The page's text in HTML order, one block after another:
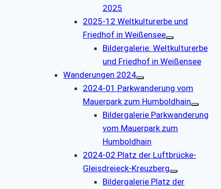
2025
2025-12 Weltkulturerbe und
Friedhof in Weißensee
Bildergalerie: Weltkulturerbe
und Friedhof in Weißensee
Wanderungen 2024
2024-01 Parkwanderung vom
Mauerpark zum Humboldhain
Bildergalerie Parkwanderung
vom Mauerpark zum
Humboldhain
2024-02 Platz der Luftbrücke-
Gleisdreieck-Kreuzberg
Bildergalerie Platz der